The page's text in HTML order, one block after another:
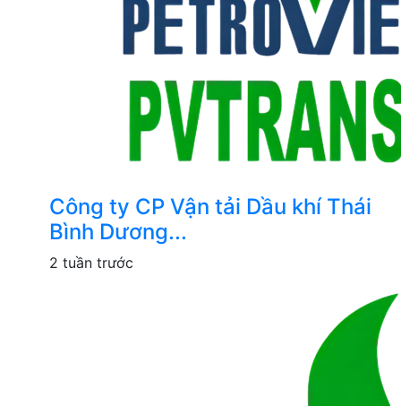
Công ty CP Vận tải Dầu khí Thái
Bình Dương...
2 tuần trước